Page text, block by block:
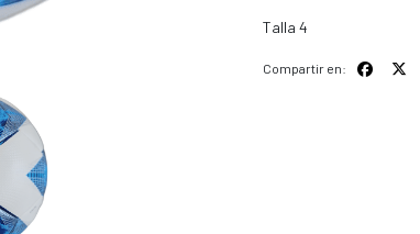
Talla 4
Compartir en: